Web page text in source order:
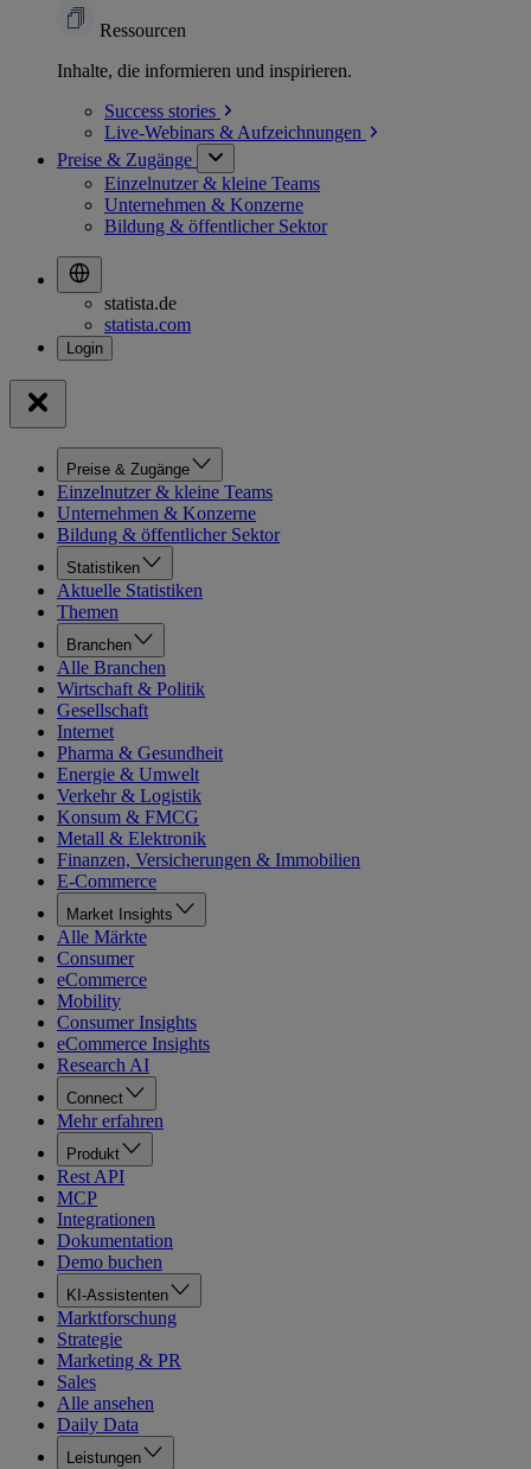
Ressourcen
Inhalte, die informieren und inspirieren.
Success stories
Live-Webinars & Aufzeichnungen
Preise & Zugänge
Einzelnutzer & kleine Teams
Unternehmen & Konzerne
Bildung & öffentlicher Sektor
statista.de
statista.com
Preise & Zugänge
Einzelnutzer & kleine Teams
Unternehmen & Konzerne
Bildung & öffentlicher Sektor
Statistiken
Aktuelle Statistiken
Themen
Branchen
Alle Branchen
Wirtschaft & Politik
Gesellschaft
Internet
Pharma & Gesundheit
Energie & Umwelt
Verkehr & Logistik
Konsum & FMCG
Metall & Elektronik
Finanzen, Versicherungen & Immobilien
E-Commerce
Market Insights
Alle Märkte
Consumer
eCommerce
Mobility
Consumer Insights
eCommerce Insights
Research AI
Connect
Mehr erfahren
Produkt
Rest API
MCP
Integrationen
Dokumentation
Demo buchen
KI-Assistenten
Marktforschung
Strategie
Marketing & PR
Sales
Alle ansehen
Daily Data
Leistungen